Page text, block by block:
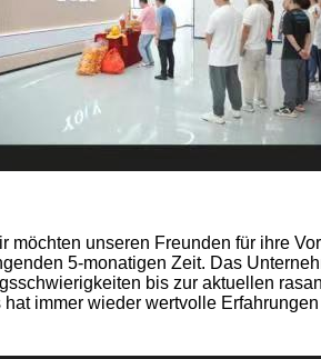
unseren Freunden für ihre
5-monatigen Zeit. Das
bis zur aktuellen
immer wieder wertvolle